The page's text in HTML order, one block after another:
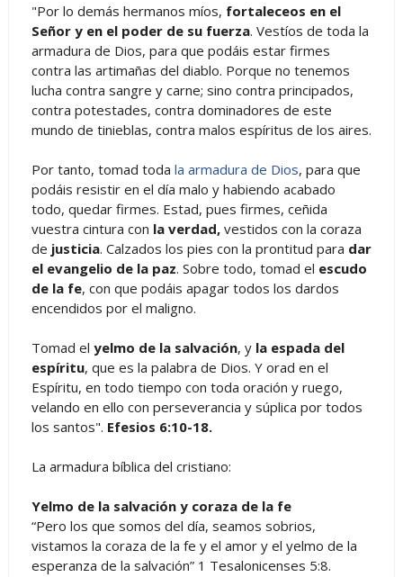
"Por lo demás hermanos míos, fortaleceos en el
Señor y en el poder de su fuerza. Vestíos de toda la
armadura de Dios, para que podáis estar firmes
contra las artimañas del diablo. Porque no tenemos
lucha contra sangre y carne; sino contra principados,
contra potestades, contra dominadores de este
mundo de tinieblas, contra malos espíritus de los aires.
Por tanto, tomad toda la armadura de Dios, para que
podáis resistir en el día malo y habiendo acabado
todo, quedar firmes. Estad, pues firmes, ceñida
vuestra cintura con la verdad,vestidos con la coraza
de justicia. Calzados los pies con la prontitud para dar
el evangelio de la paz. Sobre todo, tomad el escudo
de la fe, con que podáis apagar todos los dardos
encendidos por el maligno.
Tomad el yelmo de la salvación, y la espada del
espíritu, que es la palabra de Dios. Y orad en el
Espíritu, en todo tiempo con toda oración y ruego,
velando en ello con perseverancia y súplica por todos
los santos". Efesios 6:10-18.
La armadura bíblica del cristiano:
Yelmo de la salvación y coraza de la fe
“Pero los que somos del día, seamos sobrios,
vistamos la coraza de la fe y el amor y el yelmo de la
esperanza de la salvación” 1 Tesalonicenses 5:8.